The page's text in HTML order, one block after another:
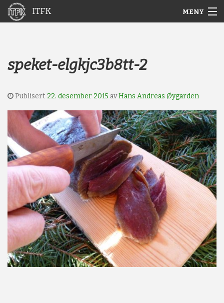
ITFK MENY
Nyheter
Om ITFK
Galleri
speket-elgkjc3b8tt-2
Publisert 22. desember 2015 avHans Andreas Øygarden